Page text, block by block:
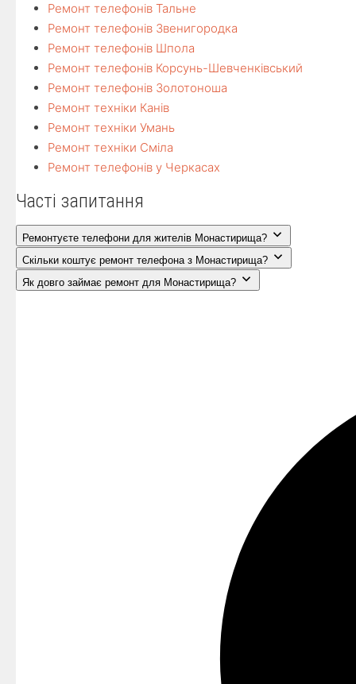
Ремонт телефонів Тальне
Ремонт телефонів Звенигородка
Ремонт телефонів Шпола
Ремонт телефонів Корсунь-Шевченківський
Ремонт телефонів Золотоноша
Ремонт техніки Канів
Ремонт техніки Умань
Ремонт техніки Сміла
Ремонт телефонів у Черкасах
Часті запитання
Ремонтуєте телефони для жителів Монастирища?
Скільки коштує ремонт телефона з Монастирища?
Як довго займає ремонт для Монастирища?